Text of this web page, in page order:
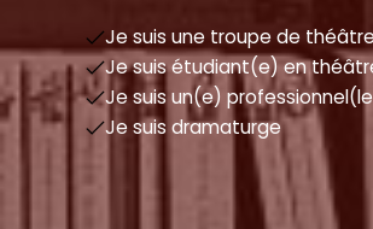
Je suis une troupe de
Je suis étudiant(e) en
Je suis un(e)
Je suis dramaturge